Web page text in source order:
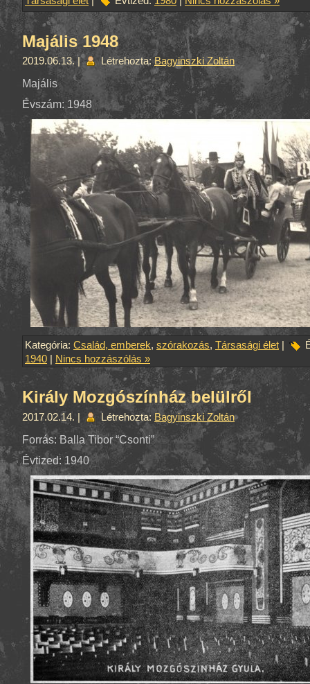
Majális 1948
2019.06.13. | Létrehozta: Bagyinszki Zoltán
Majális
Évszám: 1948
Kategória: Család, emberek, szórakozás, Társasági élet
1940
Nincs hozzászólás »
Király Mozgószínház belülről
2017.02.14. | Létrehozta:Bagyinszki Zoltán
Forrás: Balla Tibor “Csonti”
Évtized: 1940